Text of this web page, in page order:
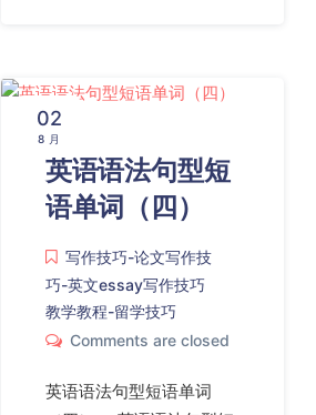
02
8 月
英语语法句型短
语单词（四）
写作技巧-论文写作技
巧-英文essay写作技巧
教学教程-留学技巧
Comments are closed
英语语法句型短语单词